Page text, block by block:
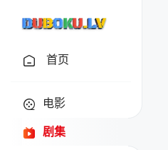
首页
电影
剧集